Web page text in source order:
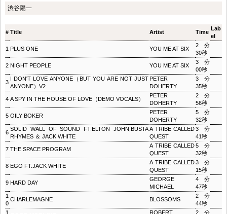
渋谷陽一
# Title Artist Time
Lab
el
1 PLUS ONE YOU ME AT SIX
2分
30秒
2 NIGHT PEOPLE YOU ME AT SIX
3分
00秒
3
I DON'T LOVE ANYONE（BUT YOU ARE NOT JUST
ANYONE）V2
PETER
DOHERTY
3分
35秒
4 A SPY IN THE HOUSE OF LOVE（DEMO VOCALS）
PETER
DOHERTY
2分
56秒
5 OILY BOKER
PETER
DOHERTY
5分
32秒
6
SOLID WALL OF SOUND FT.ELTON JOHN,BUSTA
RHYMES ＆ JACK WHITE
A TRIBE CALLED
QUEST
3分
41秒
7 THE SPACE PROGRAM
A TRIBE CALLED
QUEST
5分
32秒
8 EGO FT.JACK WHITE
A TRIBE CALLED
QUEST
3分
15秒
9 HARD DAY
GEORGE
MICHAEL
4分
47秒
1
0
CHARLEMAGNE BLOSSOMS
2分
44秒
1
ROBERT
2分